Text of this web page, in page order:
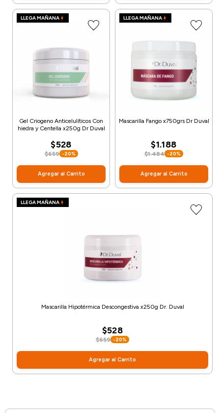
LLEGA MAÑANA
Gel Criogeno Anticelulíticos Con
hiedra y Centella x250g Dr Duval
$528
$659 -20%
Agregar al Carrito
LLEGA MAÑANA
Mascarilla Fango x750grs Dr Duval
$1.188
$1.484 -20%
Agregar al Carrito
LLEGA MAÑANA
Mascarilla Hipotérmica Descongestiva x250g Dr. Duval
$528
$659 -20%
Agregar al Carrito